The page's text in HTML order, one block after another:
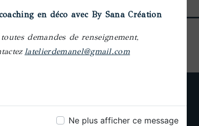
en déco avec By Sana Création
demandes de renseignement,
latelierdemanel@gmail.com
Ne plus afficher ce message